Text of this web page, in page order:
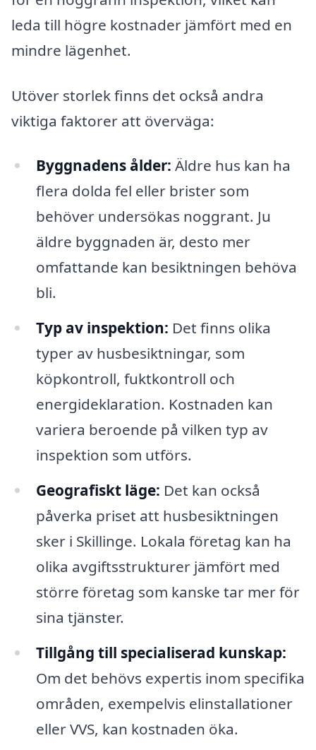
leda till högre kostnader jämfört med en
mindre lägenhet.
Utöver storlek finns det också andra
viktiga faktorer att överväga:
Byggnadens ålder: Äldre hus kan ha
flera dolda fel eller brister som
behöver undersökas noggrant. Ju
äldre byggnaden är, desto mer
omfattande kan besiktningen behöva
bli.
Typ av inspektion: Det finns olika
typer av husbesiktningar, som
köpkontroll, fuktkontroll och
energideklaration. Kostnaden kan
variera beroende på vilken typ av
inspektion som utförs.
Geografiskt läge: Det kan också
påverka priset att husbesiktningen
sker i Skillinge. Lokala företag kan ha
olika avgiftsstrukturer jämfört med
större företag som kanske tar mer för
sina tjänster.
Tillgång till specialiserad kunskap:
Om det behövs expertis inom specifika
områden, exempelvis elinstallationer
eller VVS, kan kostnaden öka.